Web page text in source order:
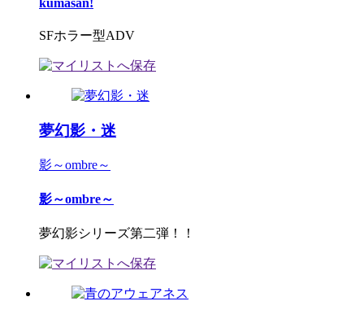
kumasan!
SFホラー型ADV
夢幻影・迷
影～ombre～
影～ombre～
夢幻影シリーズ第二弾！！